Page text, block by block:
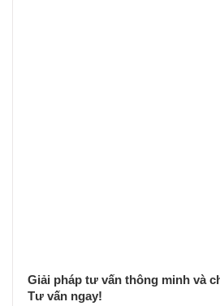
Giải pháp tư vấn thông minh và
Tư vấn ngay!